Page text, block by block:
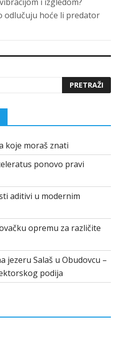
odlučuju hoće li predator
koje moraš znati
ponovo pravi
aditivi u modernim
opremu za različite
jezeru Salaš u Obudovcu –
podija